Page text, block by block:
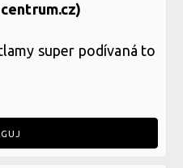
super podívaná to